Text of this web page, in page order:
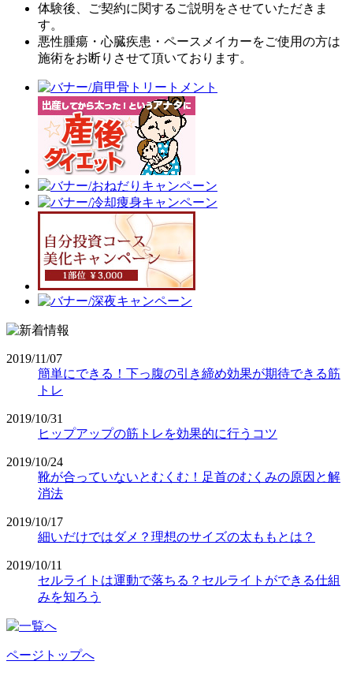
体験後、ご契約に関するご説明をさせていただきま
す。
悪性腫瘍・心臓疾患・ペースメイカーをご使用の方は
施術をお断りさせて頂いております。
2019/11/07
簡単にできる！下っ腹の引き締め効果が期待できる筋
トレ
2019/10/31
ヒップアップの筋トレを効果的に行うコツ
2019/10/24
靴が合っていないとむくむ！足首のむくみの原因と解
消法
2019/10/17
細いだけではダメ？理想のサイズの太ももとは？
2019/10/11
セルライトは運動で落ちる？セルライトができる仕組
みを知ろう
ページトップへ